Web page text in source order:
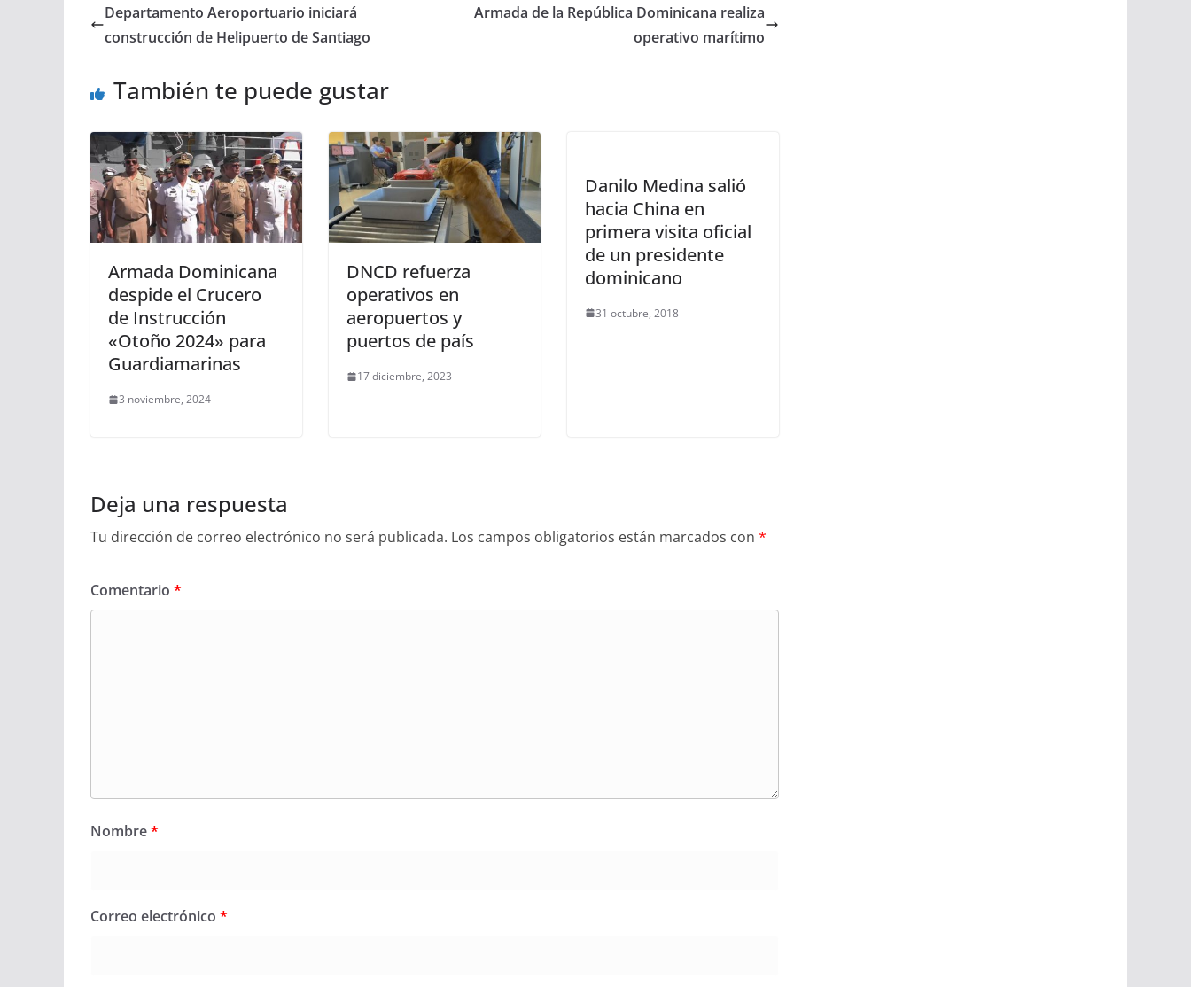
Departamento Aeroportuario iniciará
construcción de Helipuerto de Santiago
Armada de la República Dominicana realiza
operativo marítimo
También te puede gustar
Armada Dominicana
despide el Crucero
de Instrucción
«Otoño 2024» para
Guardiamarinas
3 noviembre, 2024
DNCD refuerza
operativos en
aeropuertos y
puertos de país
17 diciembre, 2023
Danilo Medina salió
hacia China en
primera visita oficial
de un presidente
dominicano
31 octubre, 2018
Deja una respuesta
Tu dirección de correo electrónico no será publicada. Los campos obligatorios están marcados con *
Comentario *
Nombre*
Correo electrónico *